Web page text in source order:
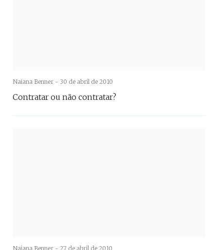
Naiana Benner - 30 de abril de 2010
Contratar ou não contratar?
Naiana Benner - 27 de abril de 2010